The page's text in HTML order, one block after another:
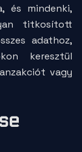
és mindenki,
titkosított
adathoz,
keresztül
vagy